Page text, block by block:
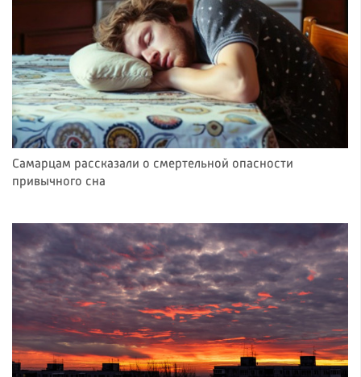
Самарцам рассказали о смертельной опасности
привычного сна